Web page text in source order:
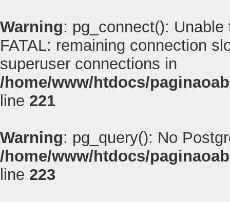
Warning: pg_connect():
FATAL: remaining connection
superuser connections in
/home/www/htdocs/
line 221
Warning: pg_query(): No
/home/www/htdocs/
line 223